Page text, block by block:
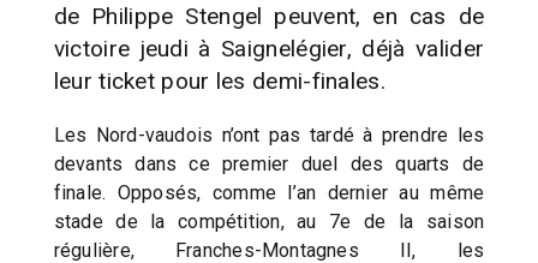
de Philippe Stengel peuvent, en cas de
victoire jeudi à Saignelégier, déjà valider
leur ticket pour les demi-finales.
Les Nord-vaudois n’ont pas tardé à prendre les
devants dans ce premier duel des quarts de
finale. Opposés, comme l’an dernier au même
stade de la compétition, au 7e de la saison
régulière, Franches-Montagnes II, les